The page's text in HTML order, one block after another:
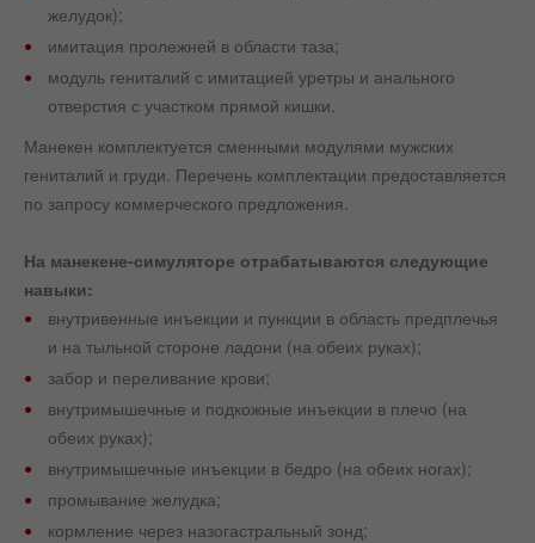
желудок);
имитация пролежней в области таза;
модуль гениталий с имитацией уретры и анального
отверстия с участком прямой кишки.
Манекен комплектуется сменными модулями мужских
гениталий и груди. Перечень комплектации предоставляется
по запросу коммерческого предложения.
На манекене-симуляторе отрабатываются следующие
навыки:
внутривенные инъекции и пункции в область предплечья
и на тыльной стороне ладони (на обеих руках);
забор и переливание крови;
внутримышечные и подкожные инъекции в плечо (на
обеих руках);
внутримышечные инъекции в бедро (на обеих ногах);
промывание желудка;
кормление через назогастральный зонд;